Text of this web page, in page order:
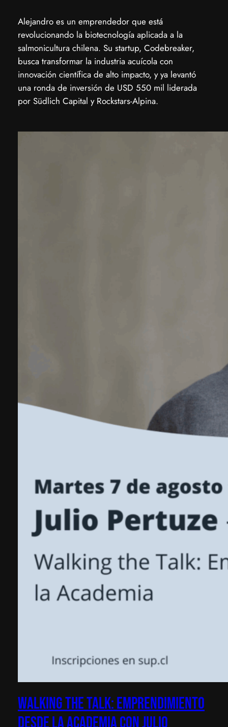
​Alejandro es un emprendedor que está
revolucionando la biotecnología aplicada a la
salmonicultura chilena. Su startup, Codebreaker,
busca transformar la industria acuícola con
innovación científica de alto impacto, y ya levantó
una ronda de inversión de USD 550 mil liderada
por Südlich Capital y Rockstars-Alpina.
Walking the Talk: Emprendimiento